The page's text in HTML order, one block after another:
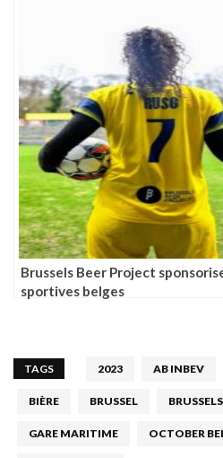
Brussels Beer Project
sportives belges
TAGS 2023 AB INBEV
BIÈRE BRUSSEL BRUSSELS
GARE MARITIME OCTOBER